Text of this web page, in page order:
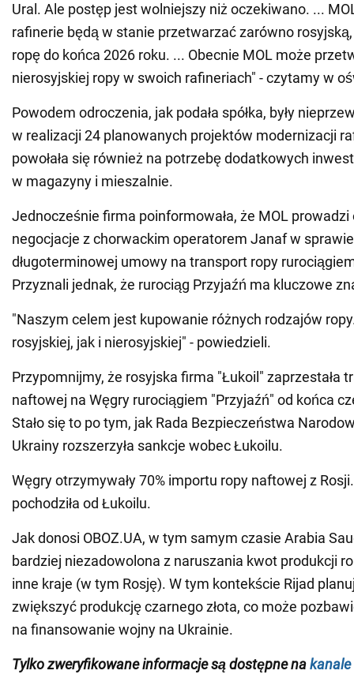
Ural. Ale postęp jest wolniejszy niż oczekiwano. ...
rafinerie będą w stanie przetwarzać zarówno
ropę do końca 2026 roku. ... Obecnie MOL może
nierosyjskiej ropy w swoich rafineriach" - czytamy w
Powodem odroczenia, jak podała spółka, były
w realizacji 24 planowanych projektów modernizacji
powołała się również na potrzebę dodatkowych
w magazyny i mieszalnie.
Jednocześnie firma poinformowała, że MOL prowadzi
negocjacje z chorwackim operatorem Janaf w
długoterminowej umowy na transport ropy
Przyznali jednak, że rurociąg Przyjaźń ma kluczowe
"Naszym celem jest kupowanie różnych rodzajów
rosyjskiej, jak i nierosyjskiej" - powiedzieli.
Przypomnijmy, że rosyjska firma "Łukoil" zaprzestała
naftowej na Węgry rurociągiem "Przyjaźń" od końca
Stało się to po tym, jak Rada Bezpieczeństwa
Ukrainy rozszerzyła sankcje wobec Łukoilu.
Węgry otrzymywały 70% importu ropy naftowej z
pochodziła od Łukoilu.
Jak donosi OBOZ.UA, w tym samym czasie Arabia
bardziej niezadowolona z naruszania kwot produkcji
inne kraje (w tym Rosję). W tym kontekście Rijad
zwiększyć produkcję czarnego złota, co może
na finansowanie wojny na Ukrainie.
Tylko zweryfikowane informacje są dostępne nakanale